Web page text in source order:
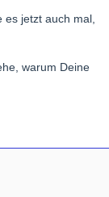
jetzt auch mal,
warum Deine